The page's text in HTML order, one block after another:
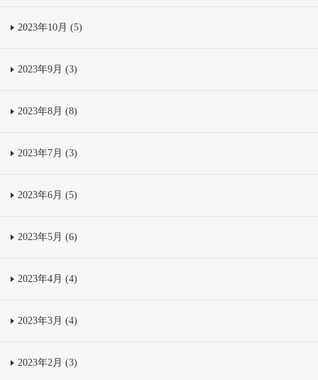
2023年10月 (5)
2023年9月 (3)
2023年8月 (8)
2023年7月 (3)
2023年6月 (5)
2023年5月 (6)
2023年4月 (4)
2023年3月 (4)
2023年2月 (3)